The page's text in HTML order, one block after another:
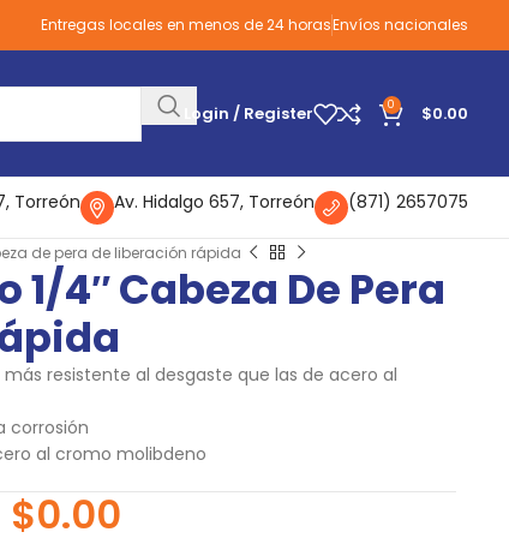
Entregas locales en menos de 24 horasEnvíos nacionales
Login / Register 0 $0.00
Torreón Av. Hidalgo 657, Torreón (871) 2657075
de pera de liberación rápida
4″ Cabeza De Pera
resistente al desgaste que las de acero al
corrosión
al cromo molibdeno
$0.00